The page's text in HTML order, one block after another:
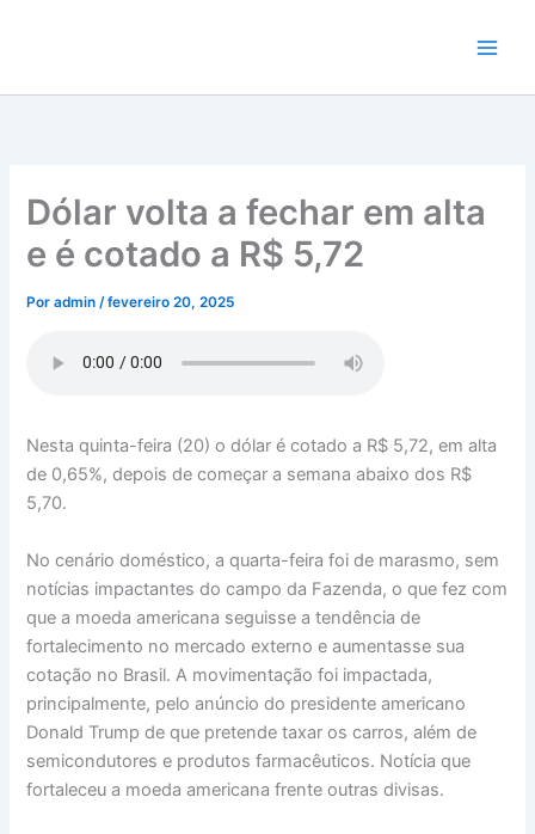
conteúdo
Dólar volta a fechar em alta
e é cotado a R$ 5,72
Poradmin/fevereiro 20, 2025
Nesta quinta-feira (20) o dólar é cotado a R$ 5,72, em alta
de 0,65%, depois de começar a semana abaixo dos R$
5,70.
No cenário doméstico, a quarta-feira foi de marasmo, sem
notícias impactantes do campo da Fazenda, o que fez com
que a moeda americana seguisse a tendência de
fortalecimento no mercado externo e aumentasse sua
cotação no Brasil. A movimentação foi impactada,
principalmente, pelo anúncio do presidente americano
Donald Trump de que pretende taxar os carros, além de
semicondutores e produtos farmacêuticos. Notícia que
fortaleceu a moeda americana frente outras divisas.